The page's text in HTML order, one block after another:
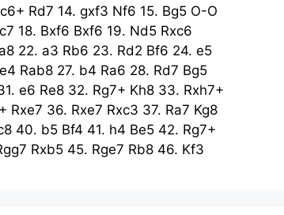
Rd7 14. gxf3 Nf6 15. Bg5 O-O
18. Bxf6 Bxf6 19. Nd5 Rxc6
22. a3 Rb6 23. Rd2 Bf6 24. e5
Rab8 27. b4 Ra6 28. Rd7 Bg5
e6 Re8 32. Rg7+ Kh8 33. Rxh7+
Rxe7 36. Rxe7 Rxc3 37. Ra7 Kg8
40. b5 Bf4 41. h4 Be5 42. Rg7+
Rxb5 45. Rge7 Rb8 46. Kf3